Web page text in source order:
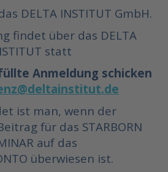
DELTA INSTITUT GmbH.
findet über das DELTA
statt
Anmeldung schicken
ist man, wenn der
für das STARBORN
auf das
überwiesen ist.